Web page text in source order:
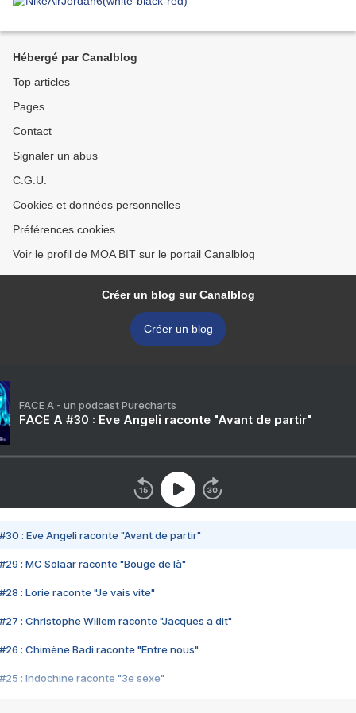
Hébergé par Canalblog
Top articles
Pages
Contact
Signaler un abus
C.G.U.
Cookies et données personnelles
Préférences cookies
Voir le profil de MOA BIT sur le portail Canalblog
Créer un blog sur Canalblog
Créer un blog
FACE A - un podcast Purecharts
FACE A #30 : Eve Angeli raconte "Avant de partir"
#30 : Eve Angeli raconte "Avant de partir"
#29 : MC Solaar raconte "Bouge de là"
#28 : Lorie raconte "Je vais vite"
#27 : Christophe Willem raconte "Jacques a dit"
#26 : Chimène Badi raconte "Entre nous"
#25 : Indochine raconte "3e sexe"